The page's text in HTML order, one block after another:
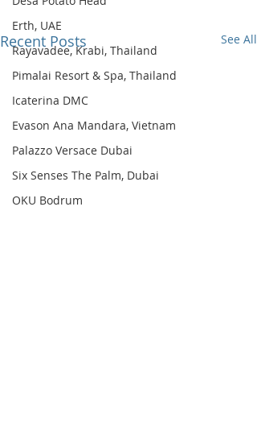
Erth, UAE
Rayavadee, Krabi, Thailand
Pimalai Resort & Spa, Thailand
Icaterina DMC
Evason Ana Mandara, Vietnam
Palazzo Versace Dubai
Six Senses The Palm, Dubai
OKU Bodrum
Recent Posts See All